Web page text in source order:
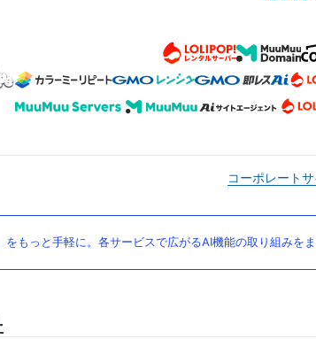
コーポレートサ
もっと手軽に。各サービスで広がるAI機能の取り組みをま